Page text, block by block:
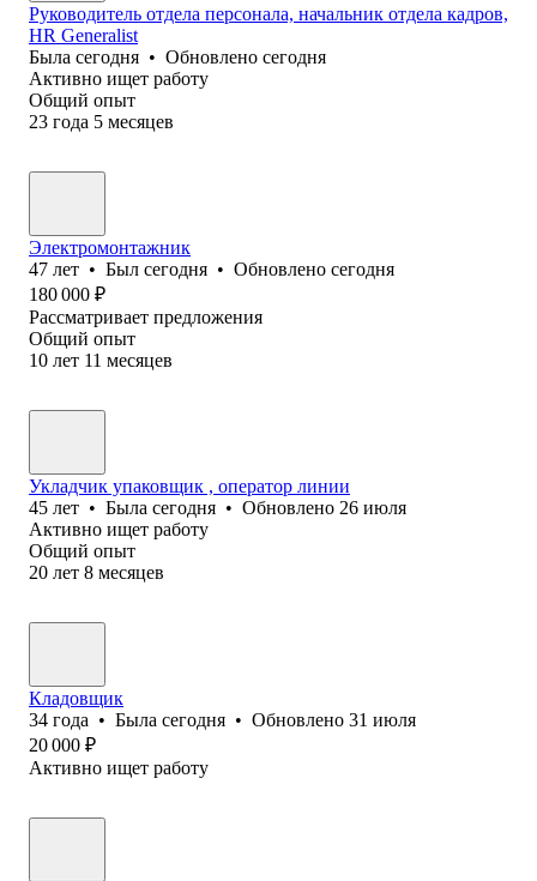
Руководитель отдела персонала, начальник отдела кадров,
HR Generalist
Была сегодня • Обновлено сегодня
Активно ищет работу
Общий опыт
23 года 5 месяцев
Электромонтажник
47 лет • Был сегодня • Обновлено сегодня
180 000 ₽
Рассматривает предложения
Общий опыт
10 лет 11 месяцев
Укладчик упаковщик , оператор линии
45 лет • Была сегодня • Обновлено 26 июля
Активно ищет работу
Общий опыт
20 лет 8 месяцев
Кладовщик
34 года • Была сегодня • Обновлено 31 июля
20 000 ₽
Активно ищет работу